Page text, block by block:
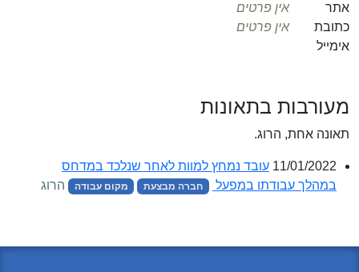
אתר
אין פרטים
כתובת
אימייל
אין פרטים
מעורבות בתאונות
תאונה אחת, הרוג.
11/01/2022 עובד נמחץ למוות לאחר שנלכד במדחס
במהלך עבודתו במפעל
חברה מבצעת מקום עבודה הרוג